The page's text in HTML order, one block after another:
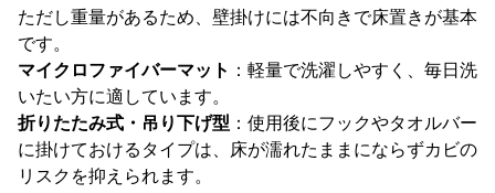
ただし重量があるため、壁掛けには不向きで床置きが基本
です。
マイクロファイバーマット ：軽量で洗濯しやすく、毎日洗
いたい方に適しています。
折りたたみ式・吊り下げ型 ：使用後にフックやタオルバー
に掛けておけるタイプは、床が濡れたままにならずカビの
リスクを抑えられます。